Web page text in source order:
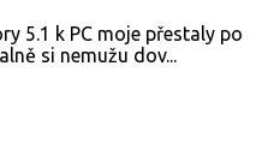
5.1 k PC moje přestaly po
si nemužu dov...